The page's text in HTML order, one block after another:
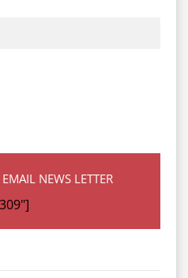
NEWS LETTER